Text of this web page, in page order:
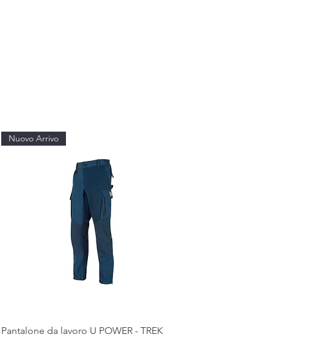
Vista rapida
Nuovo Arrivo
Pantalone da lavoro U POWER - TREK